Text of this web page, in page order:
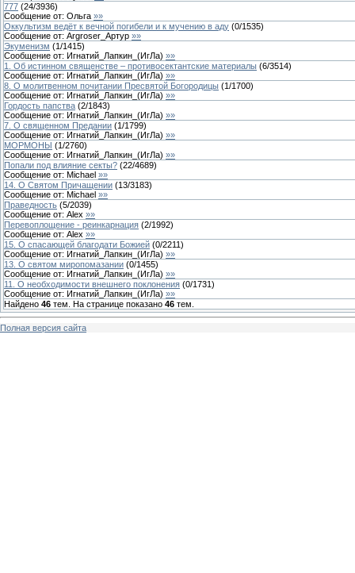
777 (24/3936)
Сообщение от: Ольга »»
Оккультизм ведёт к вечной погибели и к мучению в аду (0/1535)
Сообщение от: Argroser_Артур »»
Экуменизм (1/1415)
Сообщение от: Игнатий_Лапкин_(ИгЛа) »»
1. Об истинном священстве – противосектантские материалы (6/3514)
Сообщение от: Игнатий_Лапкин_(ИгЛа) »»
8. О молитвенном почитании Пресвятой Богородицы (1/1700)
Сообщение от: Игнатий_Лапкин_(ИгЛа) »»
Гордость папства (2/1843)
Сообщение от: Игнатий_Лапкин_(ИгЛа) »»
7. О священном Предании (1/1799)
Сообщение от: Игнатий_Лапкин_(ИгЛа) »»
МОРМОНЫ (1/2760)
Сообщение от: Игнатий_Лапкин_(ИгЛа) »»
Попали под влияние секты? (22/4689)
Сообщение от: Michael »»
14. О Святом Причащении (13/3183)
Сообщение от: Michael »»
Праведность (5/2039)
Сообщение от: Alex »»
Перевоплощение - реинкарнация (2/1992)
Сообщение от: Alex »»
15. О спасающей благодати Божией (0/2211)
Сообщение от: Игнатий_Лапкин_(ИгЛа) »»
13. О святом миропомазании (0/1455)
Сообщение от: Игнатий_Лапкин_(ИгЛа) »»
11. О необходимости внешнего поклонения (0/1731)
Сообщение от: Игнатий_Лапкин_(ИгЛа) »»
Найдено 46 тем. На странице показано 46 тем.
Полная версия сайта